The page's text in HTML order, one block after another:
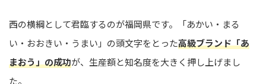
西の横綱として君臨するのが福岡県です。「あかい・まる
い・おおきい・うまい」の頭文字をとった高級ブランド「あ
まおう」の成功が、生産額と知名度を大きく押し上げまし
た。